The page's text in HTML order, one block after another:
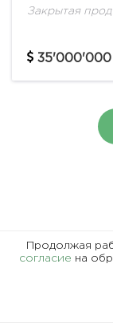
Закрытая
35'000'000
носит
Продолжая
согласие на